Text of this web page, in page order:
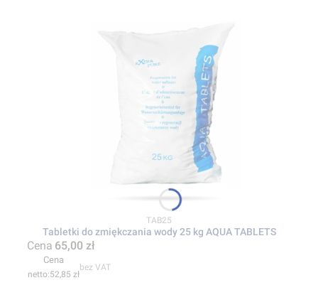
Kod produktu
TAB25
Tabletki do zmiękczania wody 25 kg AQUA TABLETS
Cena 65,00 zł
Cena
52,85 zł
bez VAT